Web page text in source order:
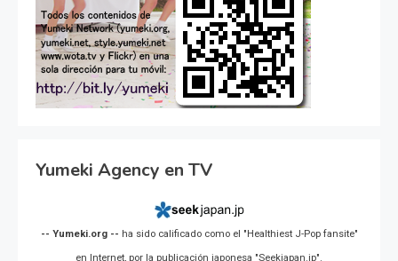
Yumeki Agency en TV
-- Yumeki.org -- ha sido calificado como el "Healthiest J-Pop fansite"
en Internet, por la publicación japonesa "Seekjapan.jp".